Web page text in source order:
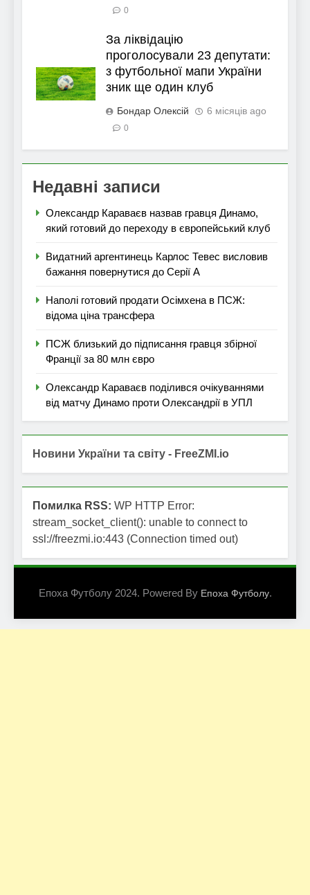
0
За ліквідацію
проголосували 23 депутати:
з футбольної мапи України
зник ще один клуб
Бондар Олексій 6 місяців ago
0
Недавні записи
Олександр Караваєв назвав гравця Динамо,
який готовий до переходу в європейський клуб
Видатний аргентинець Карлос Тевес висловив
бажання повернутися до Серії А
Наполі готовий продати Осімхена в ПСЖ:
відома ціна трансфера
ПСЖ близький до підписання гравця збірної
Франції за 80 млн євро
Олександр Караваєв поділився очікуваннями
від матчу Динамо проти Олександрії в УПЛ
Новини України та світу - FreeZMI.io
Помилка RSS: WP HTTP Error:
stream_socket_client(): unable to connect to
ssl://freezmi.io:443 (Connection timed out)
Епоха Футболу 2024. Powered By Епоха Футболу.